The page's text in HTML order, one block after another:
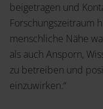
beigetragen und
Forschungszeitraum
menschliche Nähe
als auch Ansporn,
zu betreiben und
einzuwirken.“